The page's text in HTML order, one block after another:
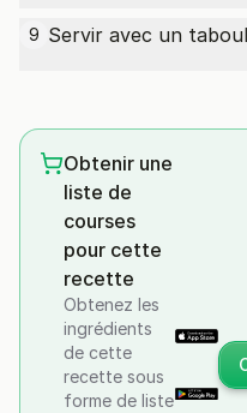
9 Servir avec un
Obtenir une
liste de
courses
pour cette
recette
Obtenez les
ingrédients
de cette
recette sous
forme de liste